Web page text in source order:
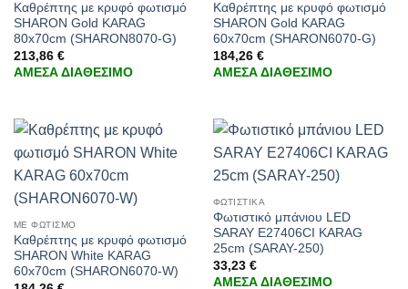
Καθρέπτης με κρυφό φωτισμό
SHARON Gold KARAG
80x70cm (SHARON8070-G)
213,86 €
ΑΜΕΣΑ ΔΙΑΘΕΣΙΜΟ
Καθρέπτης με κρυφό φωτισμό
SHARON Gold KARAG
60x70cm (SHARON6070-G)
184,26 €
ΑΜΕΣΑ ΔΙΑΘΕΣΙΜΟ
ΜΕ ΦΩΤΙΣΜΟ
Καθρέπτης με κρυφό φωτισμό
SHARON White KARAG
60x70cm (SHARON6070-W)
ΦΩΤΙΣΤΙΚΑ
Φωτιστικό μπάνιου LED
SARAY E27406CI KARAG
25cm (SARAY-250)
33,23 €
ΑΜΕΣΑ ΔΙΑΘΕΣΙΜΟ